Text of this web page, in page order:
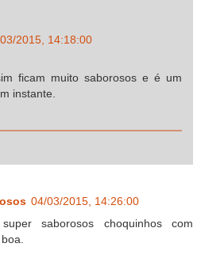
2015, 14:18:00
ficam muito saborosos e é um
instante.
04/03/2015, 14:26:00
saborosos choquinhos com